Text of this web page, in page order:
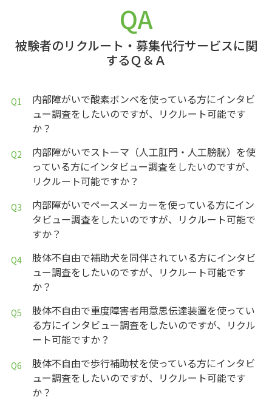
QA
被験者のリクルート・募集代行サービスに関
するＱ＆Ａ
内部障がいで酸素ボンベを使っている方にインタビ
ュー調査をしたいのですが、リクルート可能です
か？
内部障がいでストーマ（人工肛門・人工膀胱）を使
っている方にインタビュー調査をしたいのですが、
リクルート可能ですか？
内部障がいでペースメーカーを使っている方にイン
タビュー調査をしたいのですが、リクルート可能で
すか？
肢体不自由で補助犬を同伴されている方にインタビ
ュー調査をしたいのですが、リクルート可能です
か？
肢体不自由で重度障害者用意思伝達装置を使ってい
る方にインタビュー調査をしたいのですが、リクル
ート可能ですか？
肢体不自由で歩行補助杖を使っている方にインタビ
ュー調査をしたいのですが、リクルート可能です
か？